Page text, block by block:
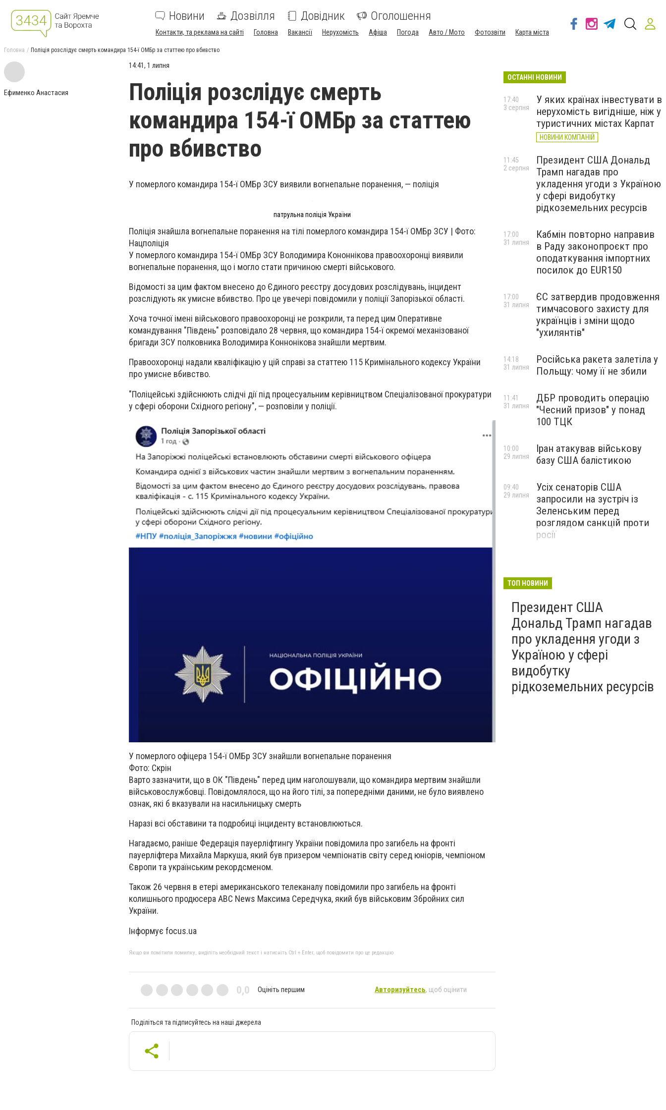
Новини Дозвілля Довідник Оголошення
Контакти, та реклама на сайті Головна Вакансії Нерухомість Афіша Погода Авто / Мото Фотозвіти Карта міста
Головна Поліція розслідує смерть командира 154-ї ОМБр за статтею про вбивство
Ефименко Анастасия
14:41, 1 липня
Поліція розслідує смерть
командира 154-ї ОМБр за статтею
про вбивство
У померлого командира 154-ї ОМБр ЗСУ виявили вогнепальне поранення, — поліція
патрульна поліція України
Поліція знайшла вогнепальне поранення на тілі померлого командира 154-ї ОМБр ЗСУ | Фото:
Нацполіція
У померлого командира 154-ї ОМБр ЗСУ Володимира Кононнікова правоохоронці виявили
вогнепальне поранення, що і могло стати причиною смерті військового.
Відомості за цим фактом внесено до Єдиного реєстру досудових розслідувань, інцидент
розслідують як умисне вбивство. Про це увечері повідомили у поліції Запорізької області.
Хоча точної імені військового правоохоронці не розкрили, та перед цим Оперативне
командування "Південь" розповідало 28 червня, що командира 154-ї окремої механізованої
бригади ЗСУ полковника Володимира Коннонікова знайшли мертвим.
Правоохоронці надали кваліфікацію у цій справі за статтею 115 Кримінального кодексу України
про умисне вбивство.
"Поліцейські здійснюють слідчі дії під процесуальним керівництвом Спеціалізованої прокуратури
у сфері оборони Східного регіону", — розповіли у поліції.
У померлого офіцера 154-ї ОМБр ЗСУ знайшли вогнепальне поранення
Фото: Скрін
Варто зазначити, що в ОК "Південь" перед цим наголошували, що командира мертвим знайшли
військовослужбовці. Повідомлялося, що на його тілі, за попередніми даними, не було виявлено
ознак, які б вказували на насильницьку смерть
Наразі всі обставини та подробиці інциденту встановлюються.
Нагадаємо, раніше Федерація пауерліфтингу України повідомила про загибель на фронті
пауерліфтера Михайла Маркуша, який був призером чемпіонатів світу серед юніорів, чемпіоном
Європи та українським рекордсменом.
Також 26 червня в етері американського телеканалу повідомили про загибель на фронті
колишнього продюсера ABC News Максима Середчука, який був військовим Збройних сил
України.
Інформує focus.ua
Якщо ви помітили помилку, виділіть необхідний текст і натисніть Ctrl + Enter, щоб повідомити про це редакцію
0,0 Оцініть першим Авторизуйтесь, щоб оцінити
Поділіться та підписуйтесь на наші джерела
ОСТАННІ НОВИНИ
У яких країнах інвестувати в
нерухомість вигідніше, ніж у
туристичних містах Карпат
НОВИНИ КОМПАНІЙ
17:40
3 серпня
Президент США Дональд
Трамп нагадав про
укладення угоди з Україною
у сфері видобутку
рідкоземельних ресурсів
11:45
2 серпня
Кабмін повторно направив
в Раду законопроєкт про
оподаткування імпортних
посилок до EUR150
17:00
31 липня
ЄС затвердив продовження
тимчасового захисту для
українців і зміни щодо
"ухилянтів"
17:00
31 липня
Російська ракета залетіла у
Польщу: чому її не збили
14:18
31 липня
ДБР проводить операцію
"Чесний призов" у понад
100 ТЦК
11:41
31 липня
Іран атакував військову
базу США балістикою
10:00
29 липня
Усіх сенаторів США
запросили на зустріч із
Зеленським перед
розглядом санкцій проти
росії
09:40
29 липня
ТОП НОВИНИ
Президент США
Дональд Трамп нагадав
про укладення угоди з
Україною у сфері
видобутку
рідкоземельних ресурсів